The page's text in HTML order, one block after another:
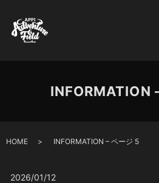
INFORMATION
HOME INFORMATION – ページ 5
2026/01/12